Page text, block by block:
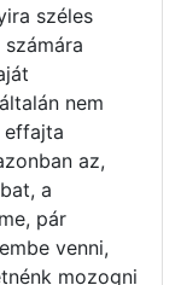
széles
nem
effajta
az,
a
pár
venni,
mozogni